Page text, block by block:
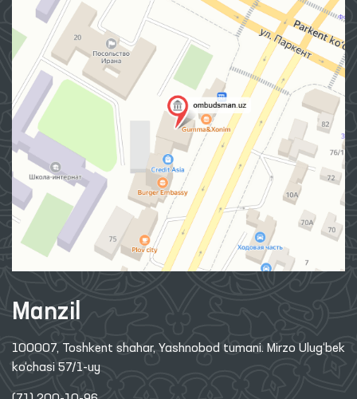
Manzil
100007, Toshkent shahar, Yashnobod tumani. Mirzo Ulug‘bek
ko‘chasi 57/1-uy